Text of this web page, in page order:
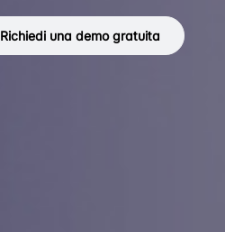
Richiedi una demo gratuita